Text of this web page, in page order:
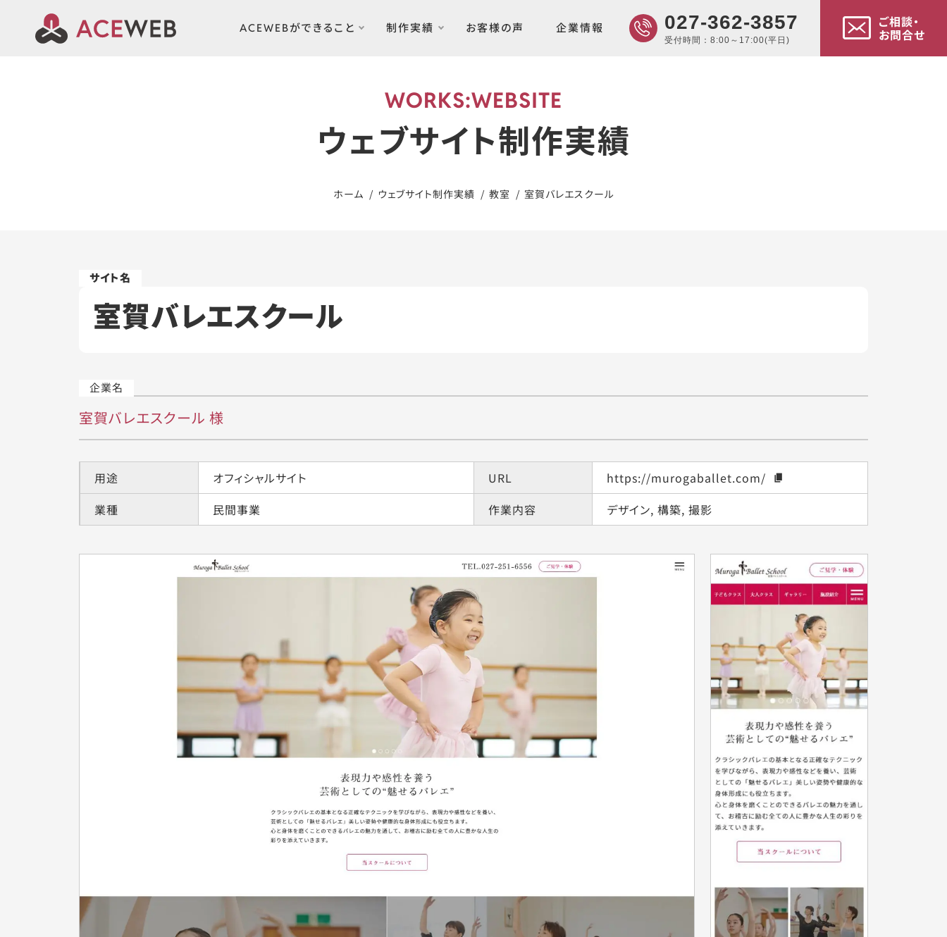
ACEWEBができること 制作実績 お客様の声 企業情報 027-362-3857
受付時間：8:00～17:00(平日)
ご相談・
お問合せ
WORKS:WEBSITE
ウェブサイト制作実績
ホーム ウェブサイト制作実績 教室 室賀バレエスクール
室賀バレエスクール
室賀バレエスクール 様
用途 オフィシャルサイト URL
https://murogaballet.com/
業種
民間事業 作業内容 デザイン, 構築, 撮影